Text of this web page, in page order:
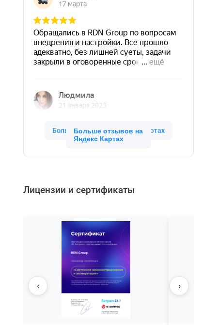
Больше отзывов на
Яндекс Картах
Лицензии и сертификаты
‹ ›